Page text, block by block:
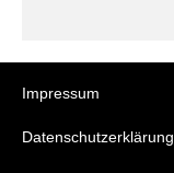
Impressum
Datenschutzerklärung